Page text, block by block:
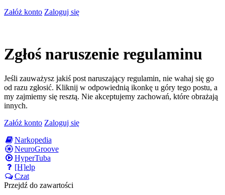
Załóż konto Zaloguj się
Zgłoś naruszenie regulaminu
Jeśli zauważysz jakiś post naruszający regulamin, nie wahaj się go
od razu zgłosić. Kliknij w odpowiednią ikonkę u góry tego postu, a
my zajmiemy się resztą. Nie akceptujemy zachowań, które obrażają
innych.
Załóż konto Zaloguj się
Narkopedia
NeuroGroove
HyperTuba
[H]elp
Czat
Przejdź do zawartości